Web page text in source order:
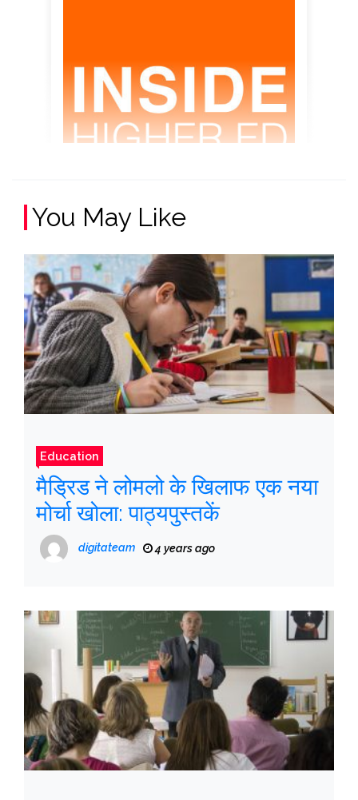
You May Like
Education
मैड्रिड ने लोमलो के खिलाफ एक नया
मोर्चा खोला: पाठ्यपुस्तकें
digitateam 4 years ago